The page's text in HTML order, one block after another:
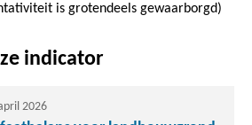
is grotendeels gewaarborgd)
indicator
2026